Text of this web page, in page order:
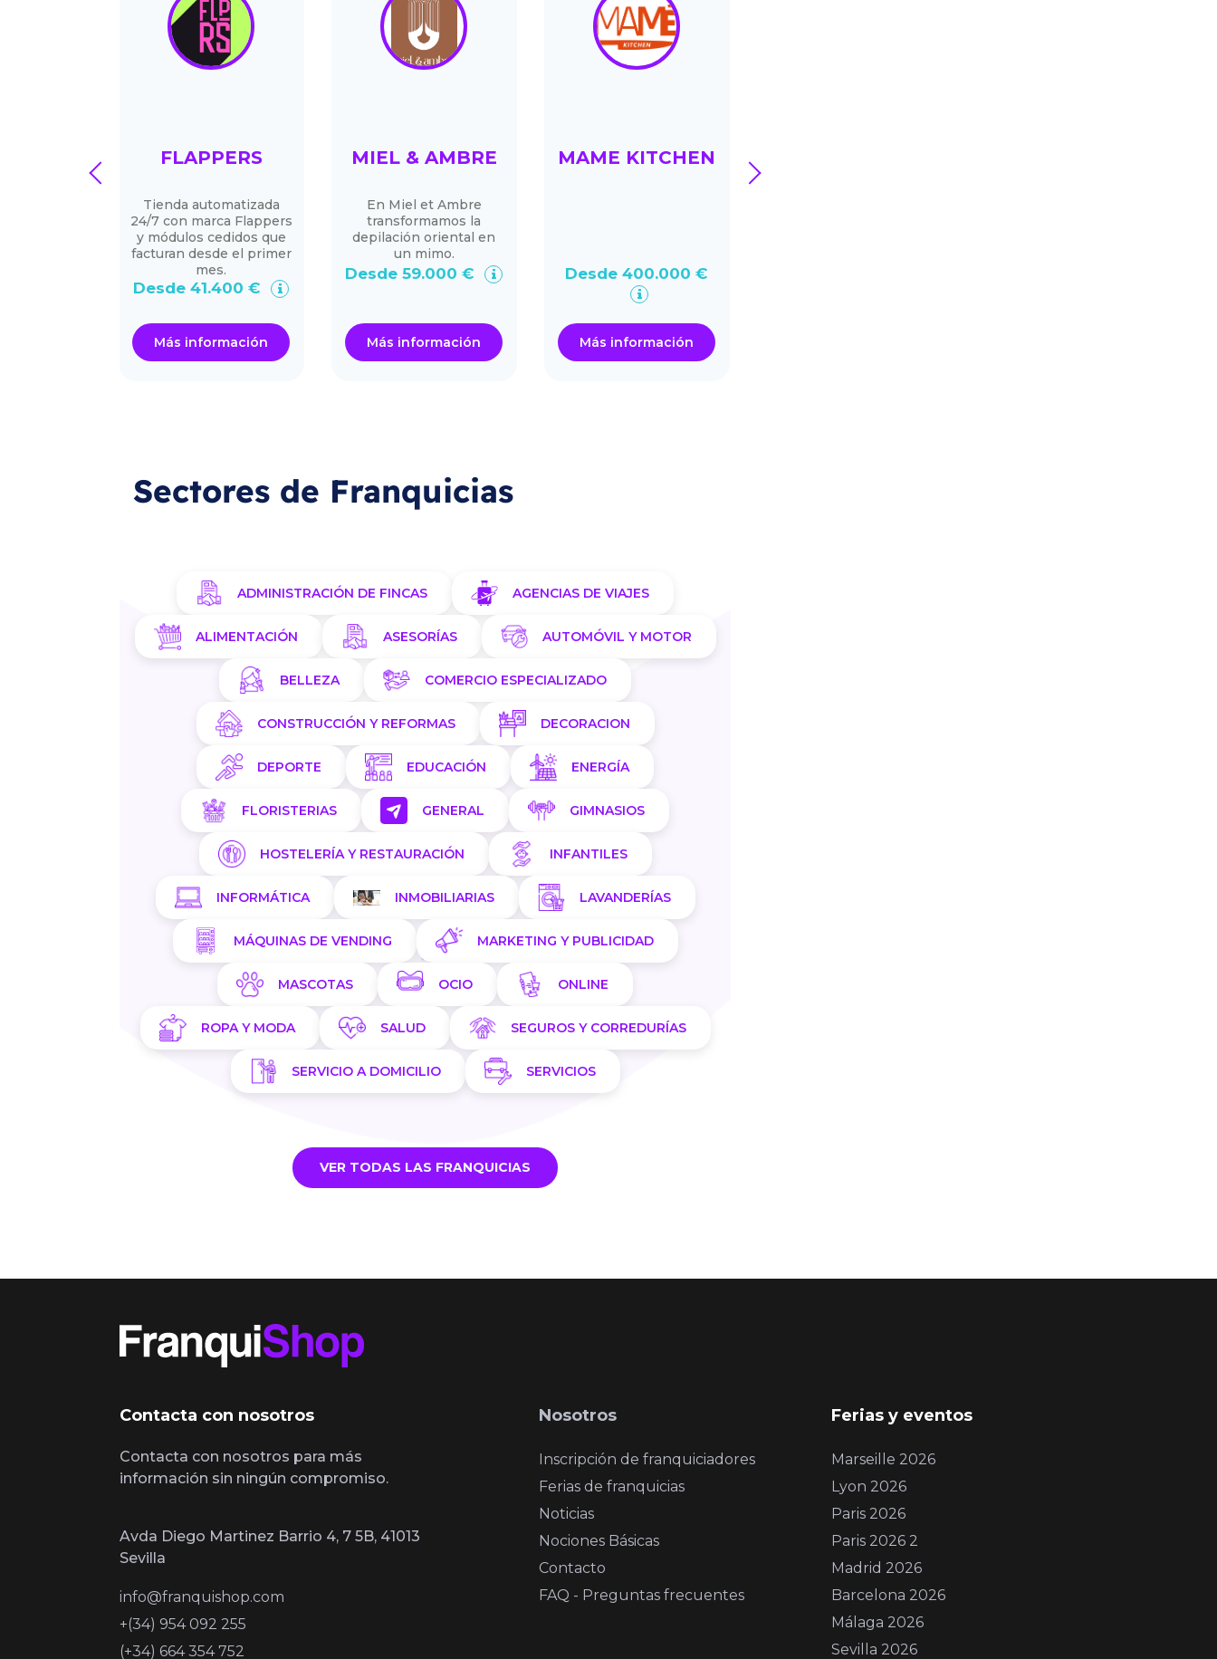
FLAPPERS
Tienda automatizada
24/7 con marca Flappers
y módulos cedidos que
facturan desde el primer
mes.
Desde 41.400 €
Más información
MIEL & AMBRE
En Miel et Ambre
transformamos la
depilación oriental en
un mimo.
Desde 59.000 €
Más información
MAME KITCHEN
Desde 400.000 €
Más información
prev next
Sectores de Franquicias
ADMINISTRACIÓN DE FINCAS AGENCIAS DE VIAJES
ALIMENTACIÓN ASESORÍAS AUTOMÓVIL Y MOTOR
BELLEZA COMERCIO ESPECIALIZADO
CONSTRUCCIÓN Y REFORMAS DECORACION
DEPORTE EDUCACIÓN ENERGÍA
FLORISTERIAS GENERAL GIMNASIOS
HOSTELERÍA Y RESTAURACIÓN INFANTILES
INFORMÁTICA INMOBILIARIAS LAVANDERÍAS
MÁQUINAS DE VENDING MARKETING Y PUBLICIDAD
MASCOTAS OCIO ONLINE
ROPA Y MODA SALUD SEGUROS Y CORREDURÍAS
SERVICIO A DOMICILIO SERVICIOS
VER TODAS LAS FRANQUICIAS
Contacta con nosotros
Contacta con nosotros para más
información sin ningún compromiso.
Avda Diego Martinez Barrio 4, 7 5B, 41013
Sevilla
info@franquishop.com
+(34) 954 092 255
(+34) 664 354 752
Nosotros
Inscripción de franquiciadores
Ferias de franquicias
Noticias
Nociones Básicas
Contacto
FAQ - Preguntas frecuentes
Ferias y eventos
Marseille 2026
Lyon 2026
Paris 2026
Paris 2026 2
Madrid 2026
Barcelona 2026
Málaga 2026
Sevilla 2026